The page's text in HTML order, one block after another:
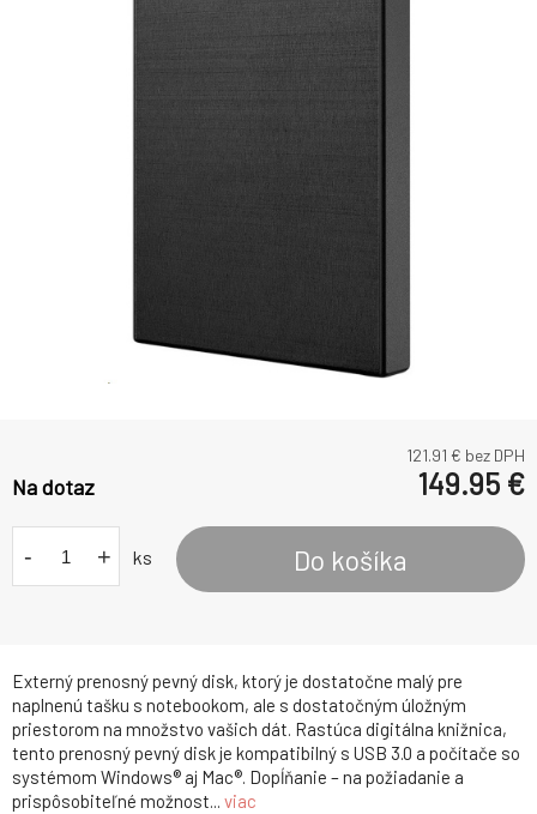
Externý prenosný pevný disk, ktorý je dostatočne malý pre
naplnenú tašku s notebookom, ale s dostatočným úložným
priestorom na množstvo vašich dát. Rastúca digitálna knižnica,
tento prenosný pevný disk je kompatibilný s USB 3.0 a počítače so
systémom Windows® aj Mac®. Dopĺňanie – na požiadanie a
prispôsobiteľné možnost... viac
121.91 € bez DPH
Na dotaz 149.95 €
- + ks Do košíka